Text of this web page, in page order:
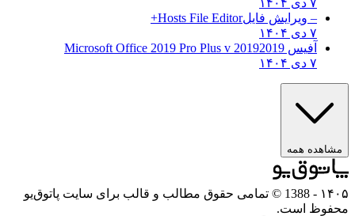
– ویرایش فایلHosts File Editor+
آفیس 2019
2019 Microsoft Office 2019 Pro Plus v
همه
- 1388 © تمامی حقوق مطالب و قالب برای سایت پاتوق‌یو
است.